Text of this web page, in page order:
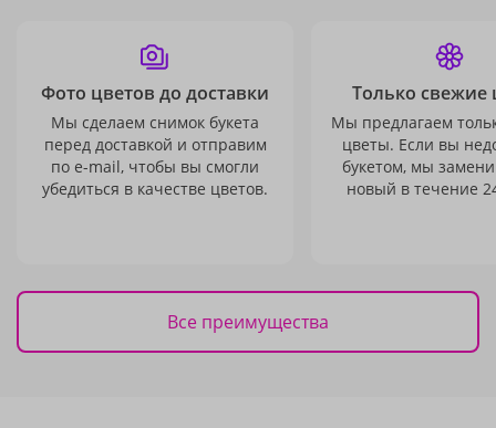
Фото цветов до доставки
Мы сделаем снимок букета
перед доставкой и отправим
по e-mail, чтобы вы смогли
убедиться в качестве цветов.
Только свежие
Мы предлагаем
цветы. Если вы
букетом, мы
новый в течение
Все преимущества